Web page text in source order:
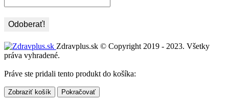
Zdravplus.sk © Copyright 2019 - 2023. Všetky
práva vyhradené.
Práve ste pridali tento produkt do košíka:
Zobraziť košík Pokračovať